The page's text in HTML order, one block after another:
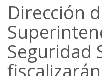
Dirección
Seguridad